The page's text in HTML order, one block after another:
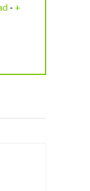
- +